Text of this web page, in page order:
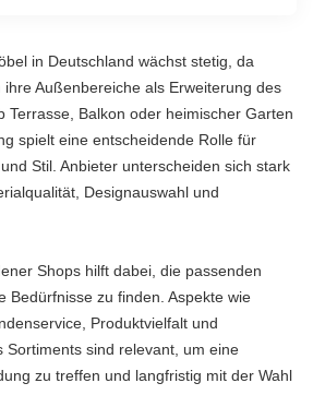
in Deutschland wächst stetig, da
Außenbereiche als Erweiterung des
Terrasse, Balkon oder heimischer Garten
spielt eine entscheidende Rolle für
Stil. Anbieter unterscheiden sich stark
Designauswahl und
Shops hilft dabei, die passenden
Bedürfnisse zu finden. Aspekte wie
Produktvielfalt und
Sortiments sind relevant, um eine
zu treffen und langfristig mit der Wahl